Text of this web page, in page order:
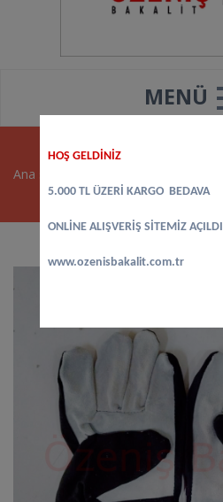
MENÜ
Ana sayfa
HOŞ GELDİNİZ
5.000 TL ÜZERİ KARGO BEDAVA
ONLİNE ALIŞVERİŞ SİTEMİZ AÇILDI
www.ozenisbakalit.com.tr